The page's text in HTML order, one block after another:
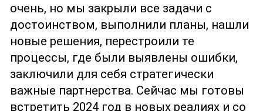
очень, но мы закрыли все задачи с
достоинством, выполнили планы, нашли
новые решения, перестроили те
процессы, где были выявлены ошибки,
заключили для себя стратегически
важные партнерства. Сейчас мы готовы
встретить 2024 год в новых реалиях и со